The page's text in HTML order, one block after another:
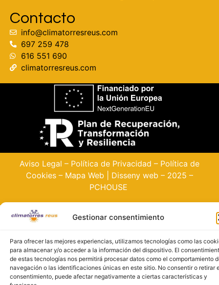
Gestionar consentimiento
Para ofrecer las mejores experiencias, utilizamos tecnologías como las
para almacenar y/o acceder a la información del dispositivo. El
de estas tecnologías nos permitirá procesar datos como el comportamiento
navegación o las identificaciones únicas en este sitio. No consentir o retirar
consentimiento, puede afectar negativamente a ciertas características y
Contacto
info@climatorresreus.com
697 259 478
616 551 690
climatorresreus.com
Aviso Legal – Política de Privacidad – Política de
Cookies – Mapa Web | Disseny web – 2025 –
PCHOUSE